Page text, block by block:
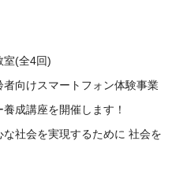
室(全4回)
向けスマートフォン体験事業
成講座を開催します！
社会を実現するために 社会を